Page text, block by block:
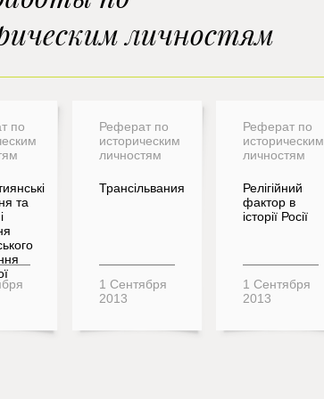
личностям
по
та
Реферат по
историческим
личностям
Трансільвания
1 Сентября
2013
Реферат по
историческим
личностям
Релігійний
фактор в
історії Росії
1 Сентября
2013